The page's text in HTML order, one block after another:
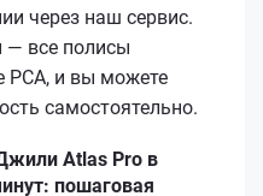
через наш сервис.
— все полисы
РСА, и вы можете
самостоятельно.
Atlas Pro в
пошаговая